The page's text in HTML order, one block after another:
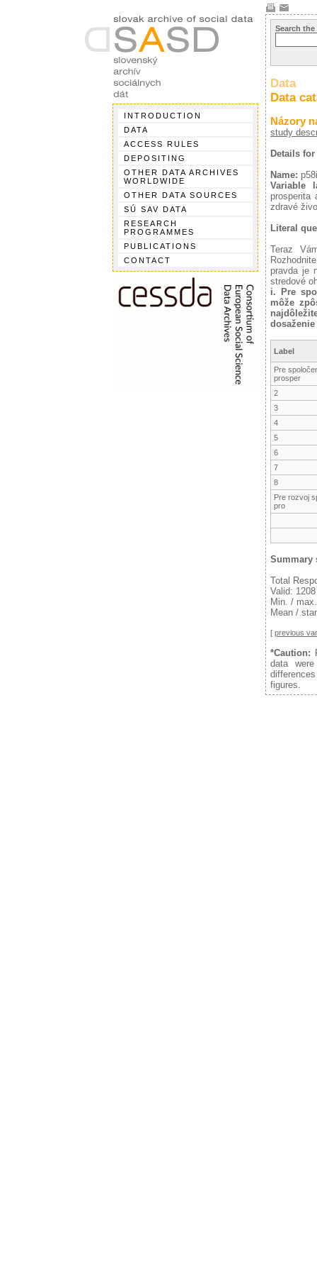
INTRODUCTION
DATA
ACCESS RULES
DEPOSITING
OTHER DATA ARCHIVES
WORLDWIDE
OTHER DATA SOURCES
SÚ SAV DATA
RESEARCH
PROGRAMMES
PUBLICATIONS
CONTACT
Search the
Data
Data
Názory
study
Details
Name: p58i
Variable
prosperita
zdravé
Literal
Teraz
pravda je
stredové
i. Pre
môže
Label
Pre
prosper
2
3
4
5
6
7
8
Pre rozvoj
pro
Summary
Total
Valid: 1208
Min. /
Mean /
[ previous
*Caution:
data
figures.